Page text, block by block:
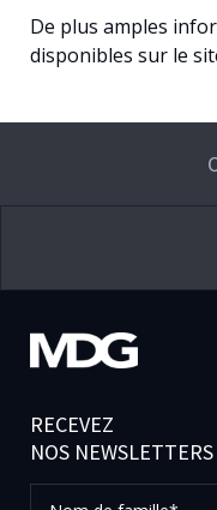
De plus amples
disponibles sur le
RECEVEZ
NOS NEWSLETTERS